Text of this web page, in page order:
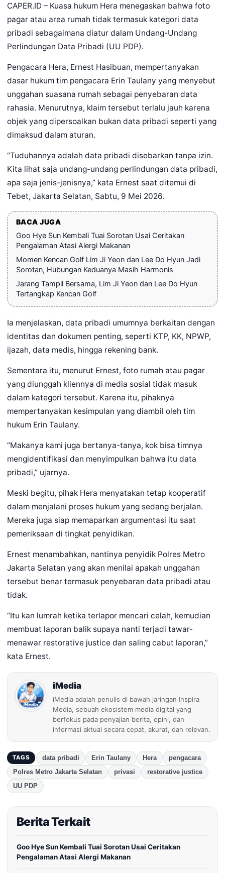
CAPER.ID – Kuasa hukum Hera menegaskan bahwa foto
pagar atau area rumah tidak termasuk kategori data
pribadi sebagaimana diatur dalam Undang-Undang
Perlindungan Data Pribadi (UU PDP).
Pengacara Hera, Ernest Hasibuan, mempertanyakan
dasar hukum tim pengacara Erin Taulany yang menyebut
unggahan suasana rumah sebagai penyebaran data
rahasia. Menurutnya, klaim tersebut terlalu jauh karena
objek yang dipersoalkan bukan data pribadi seperti yang
dimaksud dalam aturan.
“Tuduhannya adalah data pribadi disebarkan tanpa izin.
Kita lihat saja undang-undang perlindungan data pribadi,
apa saja jenis-jenisnya,” kata Ernest saat ditemui di
Tebet, Jakarta Selatan, Sabtu, 9 Mei 2026.
BACA JUGA
Goo Hye Sun Kembali Tuai Sorotan Usai Ceritakan
Pengalaman Atasi Alergi Makanan
Momen Kencan Golf Lim Ji Yeon dan Lee Do Hyun Jadi
Sorotan, Hubungan Keduanya Masih Harmonis
Jarang Tampil Bersama, Lim Ji Yeon dan Lee Do Hyun
Tertangkap Kencan Golf
Ia menjelaskan, data pribadi umumnya berkaitan dengan
identitas dan dokumen penting, seperti KTP, KK, NPWP,
ijazah, data medis, hingga rekening bank.
Sementara itu, menurut Ernest, foto rumah atau pagar
yang diunggah kliennya di media sosial tidak masuk
dalam kategori tersebut. Karena itu, pihaknya
mempertanyakan kesimpulan yang diambil oleh tim
hukum Erin Taulany.
“Makanya kami juga bertanya-tanya, kok bisa timnya
mengidentifikasi dan menyimpulkan bahwa itu data
pribadi,” ujarnya.
Meski begitu, pihak Hera menyatakan tetap kooperatif
dalam menjalani proses hukum yang sedang berjalan.
Mereka juga siap memaparkan argumentasi itu saat
pemeriksaan di tingkat penyidikan.
Ernest menambahkan, nantinya penyidik Polres Metro
Jakarta Selatan yang akan menilai apakah unggahan
tersebut benar termasuk penyebaran data pribadi atau
tidak.
“Itu kan lumrah ketika terlapor mencari celah, kemudian
membuat laporan balik supaya nanti terjadi tawar-
menawar restorative justice dan saling cabut laporan,”
kata Ernest.
iMedia
iMedia adalah penulis di bawah jaringan Inspira
Media, sebuah ekosistem media digital yang
berfokus pada penyajian berita, opini, dan
informasi aktual secara cepat, akurat, dan relevan.
TAGS data pribadi Erin Taulany Hera
pengacara
Polres Metro Jakarta Selatan
privasi
restorative justice
UU PDP
Berita Terkait
Goo Hye Sun Kembali Tuai Sorotan Usai Ceritakan
Pengalaman Atasi Alergi Makanan